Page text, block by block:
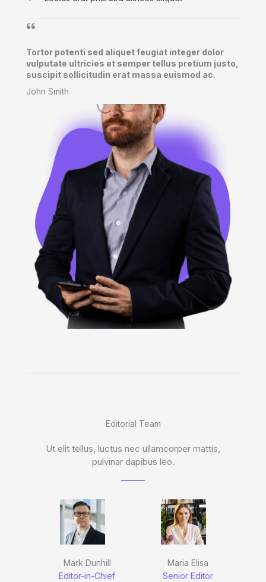
Tortor potenti sed aliquet feugiat integer dolor
vulputate ultricies et semper tellus pretium justo,
suscipit sollicitudin erat massa euismod ac.​
John Smith
Editorial Team
Ut elit tellus, luctus nec ullamcorper mattis,
pulvinar dapibus leo.
Mark Dunhill
Editor-in-Chief
Maria Elisa
Senior Editor